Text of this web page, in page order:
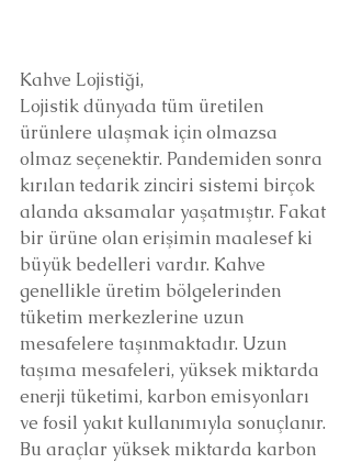
Kahve Lojistiği,
Lojistik dünyada tüm üretilen
ürünlere ulaşmak için olmazsa
olmaz seçenektir. Pandemiden sonra
kırılan tedarik zinciri sistemi birçok
alanda aksamalar yaşatmıştır. Fakat
bir ürüne olan erişimin maalesef ki
büyük bedelleri vardır. Kahve
genellikle üretim bölgelerinden
tüketim merkezlerine uzun
mesafelere taşınmaktadır. Uzun
taşıma mesafeleri, yüksek miktarda
enerji tüketimi, karbon emisyonları
ve fosil yakıt kullanımıyla sonuçlanır.
Bu araçlar yüksek miktarda karbon